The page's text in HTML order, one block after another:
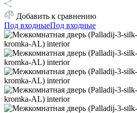
Добавить к сравнению
Под входныеПод входные